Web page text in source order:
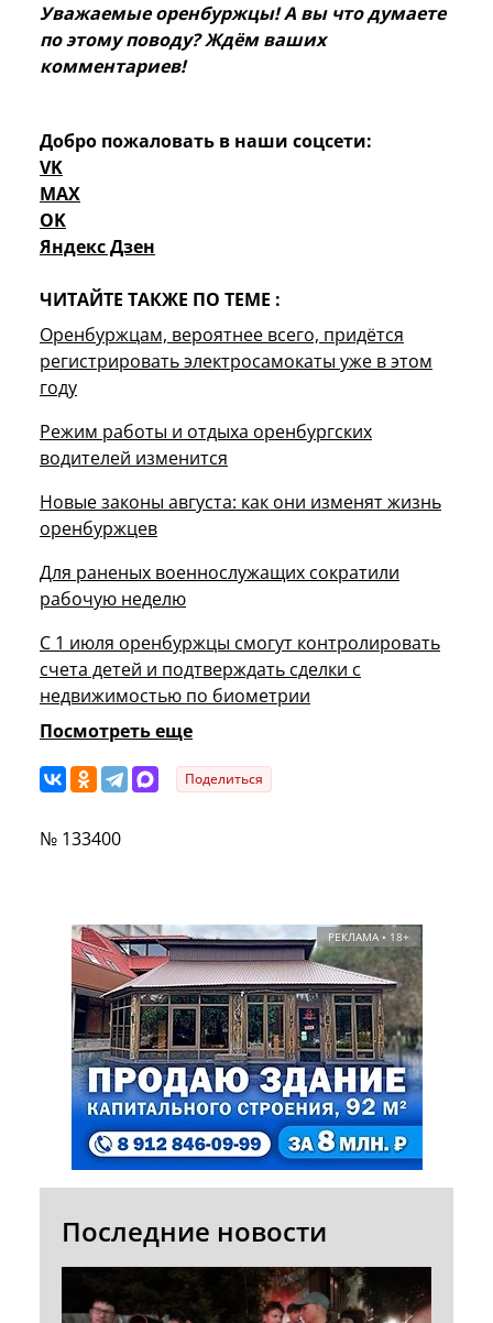
Уважаемые оренбуржцы! А вы что думаете
по этому поводу? Ждём ваших
комментариев!
Добро пожаловать в наши соцсети:
VK
MAX
OK
Яндекс Дзен
ЧИТАЙТЕ ТАКЖЕ ПО ТЕМЕ :
Оренбуржцам, вероятнее всего, придётся
регистрировать электросамокаты уже в этом
году
Режим работы и отдыха оренбургских
водителей изменится
Новые законы августа: как они изменят жизнь
оренбуржцев
Для раненых военнослужащих сократили
рабочую неделю
С 1 июля оренбуржцы смогут контролировать
счета детей и подтверждать сделки с
недвижимостью по биометрии
Посмотреть еще
Поделиться
№ 133400
РЕКЛАМА • 18+
Последние новости